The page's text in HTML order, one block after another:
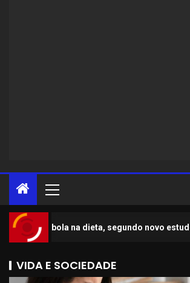
na dieta, segundo novo estudo
VIDA E SOCIEDADE